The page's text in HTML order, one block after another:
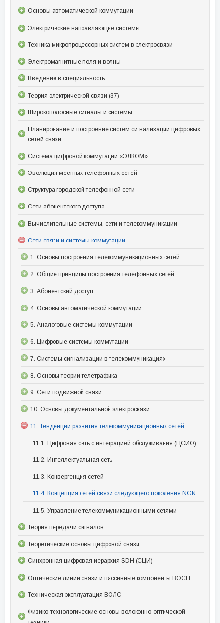
Основы автоматической коммутации
Электрические направляющие системы
Техника микропроцессорных систем в электросвязи
Электромагнитные поля и волны
Введение в специальность
Теория электрической связи (37)
Широкополосные сигналы и системы
Планирование и построение систем сигнализации цифровых
сетей связи
Система цифровой коммутации «ЭЛКОМ»
Эволюция местных телефонных сетей
Структура городской телефонной сети
Сети абонентского доступа
Вычислительные системы, сети и телекоммуникации
Сети связи и системы коммутации
1. Основы построения телекоммуникационных сетей
2. Общие принципы построения телефонных сетей
3. Абонентский доступ
4. Основы автоматической коммутации
5. Аналоговые системы коммутации
6. Цифровые системы коммутации
7. Системы сигнализации в телекоммуникациях
8. Основы теории телетрафика
9. Сети подвижной связи
10. Основы документальной электросвязи
11. Тенденции развития телекоммуникационных сетей
11.1. Цифровая сеть с интеграцией обслуживания (ЦСИО)
11.2. Интеллектуальная сеть
11.3. Конвергенция сетей
11.4. Концепция сетей связи следующего поколения NGN
11.5. Управление телекоммуникационными сетями
Теория передачи сигналов
Теоретические основы цифровой связи
Синхронная цифровая иерархия SDH (СЦИ)
Оптические линии связи и пассивные компоненты ВОСП
Техническая эксплуатация ВОЛС
Физико-технологические основы волоконно-оптической